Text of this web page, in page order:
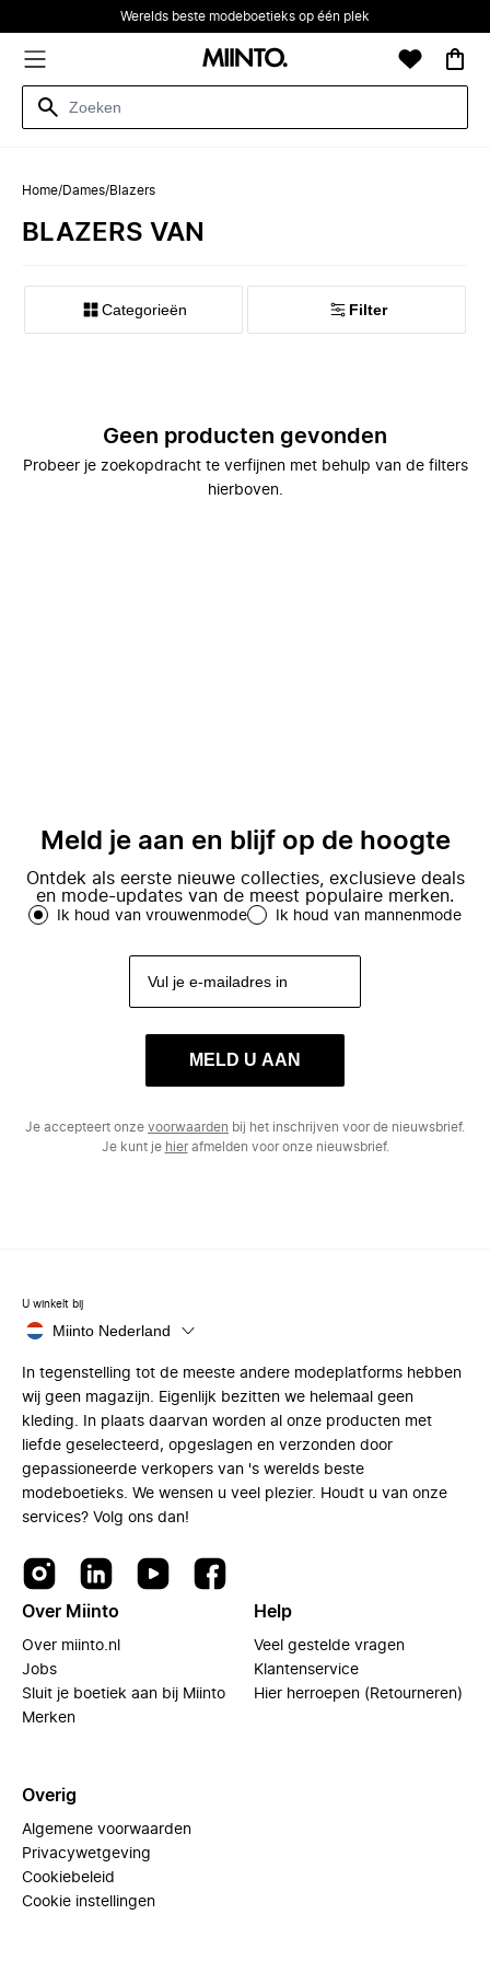
Werelds beste modeboetieks op één plek
Home/Dames/Blazers
BLAZERS VAN
Categorieën Filter
Geen producten gevonden
Probeer je zoekopdracht te verfijnen met behulp van de filters
hierboven.
Meld je aan en blijf op de hoogte
Ontdek als eerste nieuwe collecties, exclusieve deals
en mode-updates van de meest populaire merken.
Ik houd van vrouwenmode Ik houd van mannenmode
MELD U AAN
Je accepteert onze voorwaarden bij het inschrijven voor de nieuwsbrief.
Je kunt je hierafmelden voor onze nieuwsbrief.
U winkelt bij
Miinto Nederland
In tegenstelling tot de meeste andere modeplatforms hebben
wij geen magazijn. Eigenlijk bezitten we helemaal geen
kleding. In plaats daarvan worden al onze producten met
liefde geselecteerd, opgeslagen en verzonden door
gepassioneerde verkopers van 's werelds beste
modeboetieks. We wensen u veel plezier. Houdt u van onze
services? Volg ons dan!
Over Miinto
Over miinto.nl
Jobs
Sluit je boetiek aan bij Miinto
Merken
Help
Veel gestelde vragen
Klantenservice
Hier herroepen (Retourneren)
Overig
Algemene voorwaarden
Privacywetgeving
Cookiebeleid
Cookie instellingen